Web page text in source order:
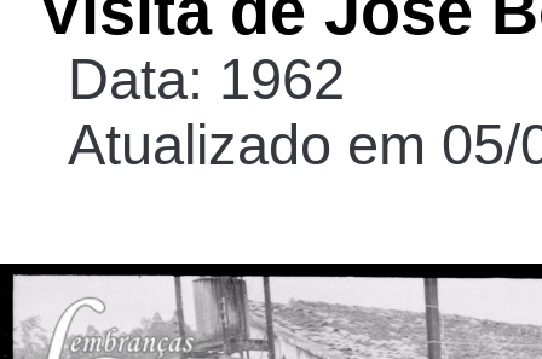
Data: 1962
Atualizado em